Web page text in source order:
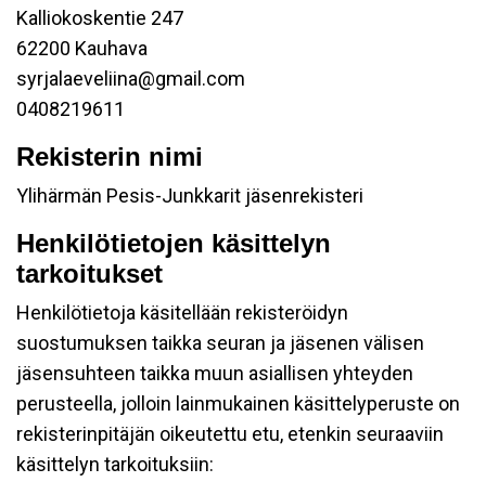
Kalliokoskentie 247
62200 Kauhava
syrjalaeveliina@gmail.com
0408219611
Rekisterin nimi
Ylihärmän Pesis-Junkkarit jäsenrekisteri
Henkilötietojen käsittelyn
tarkoitukset
Henkilötietoja käsitellään rekisteröidyn
suostumuksen taikka seuran ja jäsenen välisen
jäsensuhteen taikka muun asiallisen yhteyden
perusteella, jolloin lainmukainen käsittelyperuste on
rekisterinpitäjän oikeutettu etu, etenkin seuraaviin
käsittelyn tarkoituksiin: